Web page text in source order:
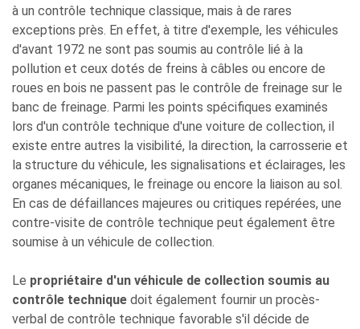
à un contrôle technique classique, mais à de rares
exceptions près. En effet, à titre d'exemple, les véhicules
d'avant 1972 ne sont pas soumis au contrôle lié à la
pollution et ceux dotés de freins à câbles ou encore de
roues en bois ne passent pas le contrôle de freinage sur le
banc de freinage. Parmi les points spécifiques examinés
lors d'un contrôle technique d'une voiture de collection, il
existe entre autres la visibilité, la direction, la carrosserie et
la structure du véhicule, les signalisations et éclairages, les
organes mécaniques, le freinage ou encore la liaison au sol.
En cas de défaillances majeures ou critiques repérées, une
contre-visite de contrôle technique peut également être
soumise à un véhicule de collection.
Le propriétaire d'un véhicule de collection soumis au
contrôle technique doit également fournir un procès-
verbal de contrôle technique favorable s'il décide de